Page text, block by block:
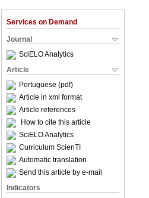
Services on Demand
Journal
SciELO Analytics
Article
Portuguese (pdf)
Article in xml format
Article references
How to cite this article
SciELO Analytics
Curriculum ScienTI
Automatic translation
Send this article by e-mail
Indicators